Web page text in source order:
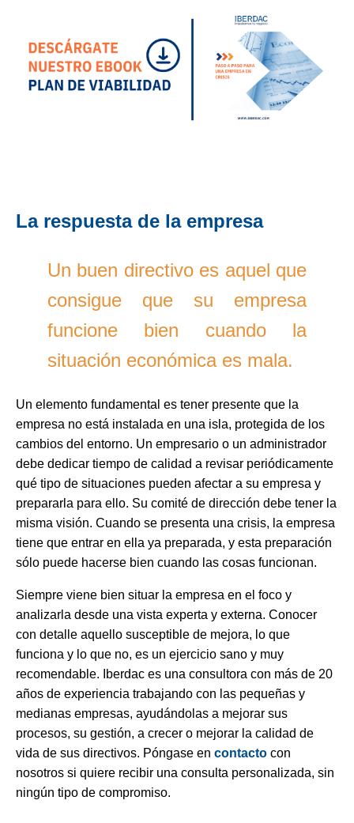
La respuesta de la empresa
Un buen directivo es aquel que
consigue que su empresa
funcione bien cuando la
situación económica es mala.
Un elemento fundamental es tener presente que la
empresa no está instalada en una isla, protegida de los
cambios del entorno. Un empresario o un administrador
debe dedicar tiempo de calidad a revisar periódicamente
qué tipo de situaciones pueden afectar a su empresa y
prepararla para ello. Su comité de dirección debe tener la
misma visión. Cuando se presenta una crisis, la empresa
tiene que entrar en ella ya preparada, y esta preparación
sólo puede hacerse bien cuando las cosas funcionan.
Siempre viene bien situar la empresa en el foco y
analizarla desde una vista experta y externa. Conocer
con detalle aquello susceptible de mejora, lo que
funciona y lo que no, es un ejercicio sano y muy
recomendable. Iberdac es una consultora con más de 20
años de experiencia trabajando con las pequeñas y
medianas empresas, ayudándolas a mejorar sus
procesos, su gestión, a crecer o mejorar la calidad de
vida de sus directivos. Póngase en contacto con
nosotros si quiere recibir una consulta personalizada, sin
ningún tipo de compromiso.